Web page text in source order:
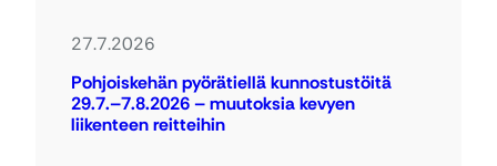
27.7.2026
Pohjoiskehän pyörätiellä kunnostustöitä
29.7.–7.8.2026 – muutoksia kevyen
liikenteen reitteihin